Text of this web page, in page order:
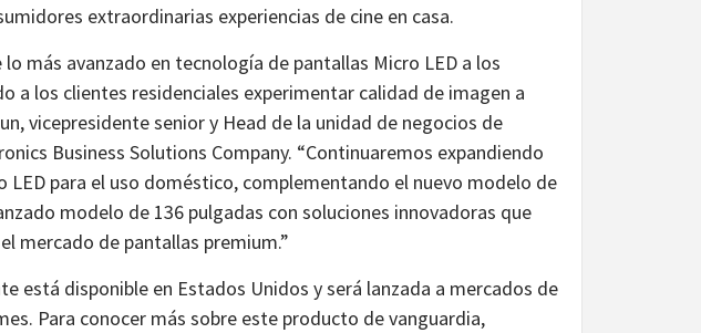
extraordinarias experiencias de cine en casa.
lo más avanzado en tecnología de pantallas Micro LED a los
a los clientes residenciales experimentar calidad de imagen a
vicepresidente senior y Head de la unidad de negocios de
Business Solutions Company. “Continuaremos expandiendo
LED para el uso doméstico, complementando el nuevo modelo de
modelo de 136 pulgadas con soluciones innovadoras que
mercado de pantallas premium.”
está disponible en Estados Unidos y será lanzada a mercados de
Para conocer más sobre este producto de vanguardia,